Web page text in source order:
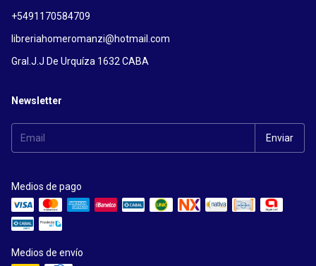
+5491170584709
libreriahomeromanzi@hotmail.com
Gral.J.J De Urquíza 1632 CABA
Newsletter
Medios de pago
Medios de envío